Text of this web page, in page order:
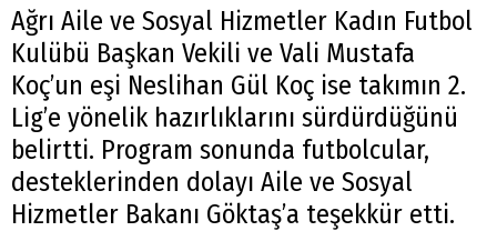
Ağrı Aile ve Sosyal Hizmetler Kadın Futbol
Kulübü Başkan Vekili ve Vali Mustafa
Koç’un eşi Neslihan Gül Koç ise takımın 2.
Lig’e yönelik hazırlıklarını sürdürdüğünü
belirtti. Program sonunda futbolcular,
desteklerinden dolayı Aile ve Sosyal
Hizmetler Bakanı Göktaş’a teşekkür etti.